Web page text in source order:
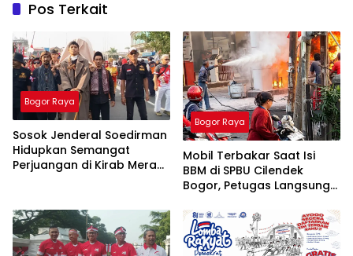
Pos Terkait
Bogor Raya
Sosok Jenderal Soedirman
Hidupkan Semangat
Perjuangan di Kirab Merah
Bogor Raya
Mobil Terbakar Saat Isi
BBM di SPBU Cilendek
Bogor, Petugas Langsung